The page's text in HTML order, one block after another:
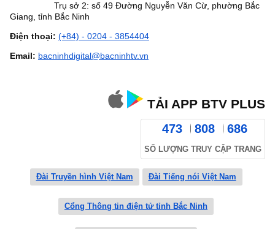
Trụ sở 2: số 49 Đường Nguyễn Văn Cừ, phường Bắc
Giang, tỉnh Bắc Ninh
Điện thoại: (+84) - 0204 - 3854404
Email: bacninhdigital@bacninhtv.vn
TẢI APP BTV PLUS
473 808 686
SỐ LƯỢNG TRUY CẬP TRANG
Đài Truyền hình Việt Nam Đài Tiếng nói Việt Nam
Cổng Thông tin điện tử tỉnh Bắc Ninh